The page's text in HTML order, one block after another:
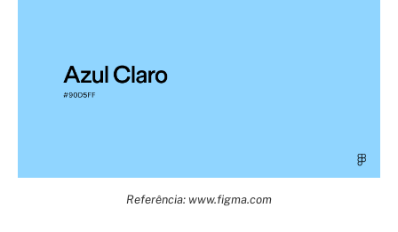
Referência: www.figma.com